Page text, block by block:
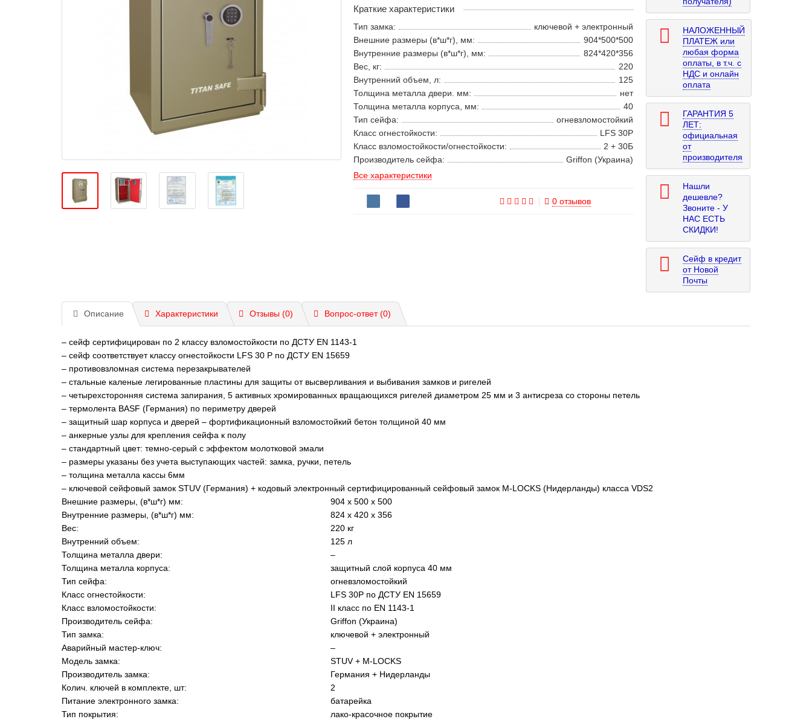
Краткие характеристики
Тип замка:
ключевой + электронный
Внешние размеры (в*ш*г), мм:
904*500*500
Внутренние размеры (в*ш*г), мм:
824*420*356
Вес, кг:
220
Внутренний объем, л:
125
Толщина металла двери. мм:
нет
Толщина металла корпуса, мм:
40
Тип сейфа:
огневзломостойкий
Класс огнестойкости:
LFS 30P
Класс взломостойкости/огнестойкости:
2 + 30Б
Производитель сейфа:
Griffon (Украина)
Все характеристики
0 отзывов
НАЛОЖЕННЫЙ
ПЛАТЕЖ или
любая форма
оплаты, в т.ч. с
НДС и онлайн
оплата
ГАРАНТИЯ 5
ЛЕТ:
официальная
от
производителя
Нашли
дешевле?
Звоните - У
НАС ЕСТЬ
СКИДКИ!
Сейф в кредит
от Новой
Почты
Описание Характеристики Отзывы (0) Вопрос-ответ(0)
– cейф сертифицирован по 2 классу взломостойкости по ДСТУ EN 1143-1
– cейф соответствует классу огнестойкости LFS 30 P по ДСТУ EN 15659
– противовзломная система перезакрывателей
– стальные каленые легированные пластины для защиты от высверливания и выбивания замков и ригелей
– четырехсторонняя система запирания, 5 активных хромированных вращающихся ригелей диаметром 25 мм и 3 антисреза со стороны петель
– термолента BASF (Германия) по периметру дверей
– защитный шар корпуса и дверей – фортификационный взломостойкий бетон толщиной 40 мм
– анкерные узлы для крепления сейфа к полу
– стандартный цвет: темно-серый с эффектом молотковой эмали
– размеры указаны без учета выступающих частей: замка, ручки, петель
– толщина металла кассы 6мм
– ключевой сейфовый замок STUV (Германия) + кодовый электронный сертифицированный сейфовый замок M-LOCKS (Нидерланды) класса VDS2
Внешние размеры, (в*ш*г) мм:
904 х 500 х 500
Внутренние размеры, (в*ш*г) мм:
824 х 420 х 356
Вес:
220 кг
Внутренний объем:
125 л
Толщина металла двери:
–
Толщина металла корпуса:
защитный слой корпуса 40 мм
Тип сейфа:
огневзломостойкий
Класс огнестойкости:
LFS 30P по ДСТУ EN 15659
Класс взломостойкости:
II класс по EN 1143-1
Производитель сейфа:
Griffon (Украина)
Тип замка:
ключевой + электронный
Аварийный мастер-ключ:
–
Модель замка:
STUV + M-LOCKS
Производитель замка:
Германия + Нидерланды
Колич. ключей в комплекте, шт:
2
Питание электронного замка:
батарейка
Тип покрытия:
лако-красочное покрытие